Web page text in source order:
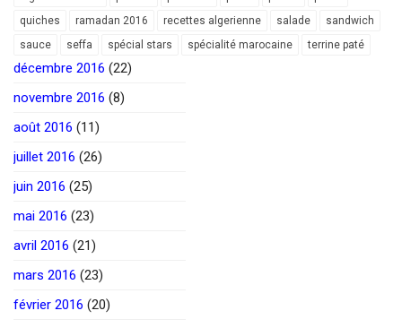
quiches
ramadan 2016 recettes algerienne salade
sandwich
sauce
seffa spécial stars spécialité marocaine terrine paté
décembre 2016 (22)
novembre 2016 (8)
août 2016 (11)
juillet 2016 (26)
juin 2016 (25)
mai 2016 (23)
avril 2016 (21)
mars 2016 (23)
février 2016 (20)